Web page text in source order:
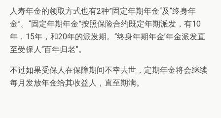
人寿年金的领取方式也有2种”固定年期年金“及“终身年
金”。“固定年期年金”按照保险合约既定年期派发，有10
年，15年，和20年的派发期。“终身年期年金’年金派发直
至受保人“百年归老”。
不过如果受保人在保障期间不幸去世，定期年金将会继续
每月发放年金给其收益人，直至期满。